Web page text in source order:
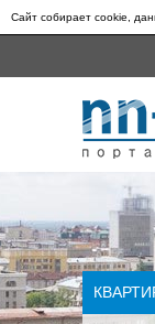
Сайт собирает cookie,